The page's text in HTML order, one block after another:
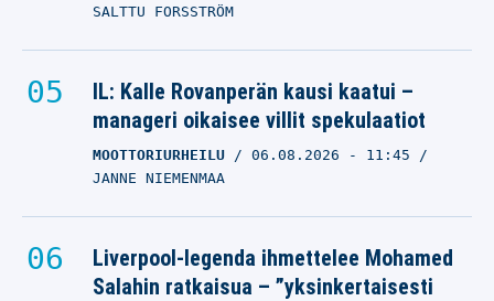
SALTTU FORSSTRÖM
IL: Kalle Rovanperän kausi kaatui –
manageri oikaisee villit spekulaatiot
MOOTTORIURHEILU 06.08.2026 - 11:45
JANNE NIEMENMAA
Liverpool-legenda ihmettelee Mohamed
Salahin ratkaisua – ”yksinkertaisesti